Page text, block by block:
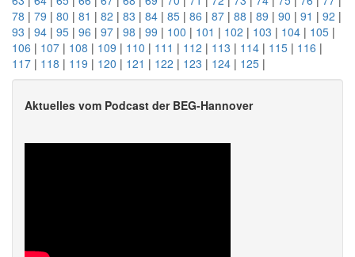
78 | 79 | 80 | 81 | 82 | 83 | 84 | 85 | 86 | 87 | 88 | 89 | 90 | 91 | 92 |
93 | 94 | 95 | 96 | 97 | 98 | 99 | 100 | 101 | 102 | 103 | 104 | 105 |
106 | 107 | 108 | 109 | 110 | 111 | 112 | 113 | 114 | 115 | 116 |
117 | 118 | 119 | 120 | 121 | 122 | 123 | 124 | 125 |
Aktuelles vom Podcast der BEG-Hannover